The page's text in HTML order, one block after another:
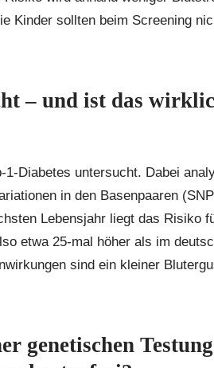
Kinder sollten beim Screening
– und ist das
Diabetes untersucht. Dabei
in den Basenpaaren
Lebensjahr liegt das Risiko
etwa 25-mal höher als im
sind ein kleiner
genetischen